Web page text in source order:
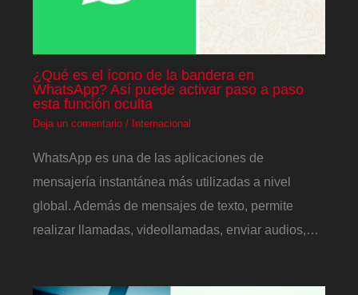
¿Qué es el ícono de la bandera en
WhatsApp? Así puede activar paso a paso
esta función oculta
Deja un comentario / Internacional
WhatsApp es una de las aplicaciones de
mensajería instantánea más utilizadas a nivel
global. Además de mensajes de texto, permite
realizar llamadas, videollamadas, enviar audios,…